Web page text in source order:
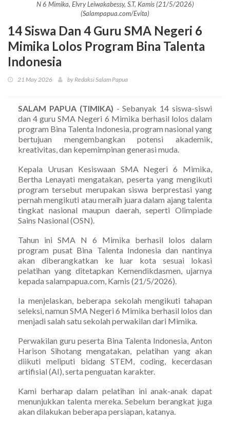
N 6 Mimika, Elvry Leiwakabessy, S.T, Kamis (21/5/2026)
(Salampapua.com/Evita)
14 Siswa Dan 4 Guru SMA Negeri 6
Mimika Lolos Program Bina Talenta
Indonesia
21 May 2026 by Redaksi Salam Papua
SALAM PAPUA (TIMIKA) - Sebanyak 14 siswa-siswi
dan 4 guru SMA Negeri 6 Mimika berhasil lolos dalam
program Bina Talenta Indonesia, program nasional yang
bertujuan mengembangkan potensi akademik,
kreativitas, dan kepemimpinan generasi muda.
Kepala Urusan Kesiswaan SMA Negeri 6 Mimika,
Bertha Lenayati mengatakan, peserta yang mengikuti
program tersebut merupakan siswa berprestasi yang
pernah mengikuti atau meraih juara dalam ajang talenta
tingkat nasional maupun daerah, seperti Olimpiade
Sains Nasional (OSN).
Tahun ini SMA N 6 Mimika berhasil lolos dalam
program pusat Bina Talenta Indonesia dan nantinya
akan diberangkatkan ke luar kota sesuai lokasi
pelatihan yang ditetapkan Kemendikdasmen, ujarnya
kepada salampapua.com, Kamis (21/5/2026).
Ia menjelaskan, beberapa sekolah mengikuti tahapan
seleksi, namun SMA Negeri 6 Mimika berhasil lolos dan
menjadi salah satu sekolah perwakilan dari Mimika.
Perwakilan guru peserta Bina Talenta Indonesia, Anton
Harison Sihotang mengatakan, pelatihan yang akan
diikuti meliputi bidang STEM, coding, kecerdasan
artifisial (AI), serta penguatan karakter.
Kami berharap dalam pelatihan ini anak-anak dapat
menunjukkan talenta mereka. Sebelum berangkat juga
akan dilakukan beberapa persiapan, katanya.